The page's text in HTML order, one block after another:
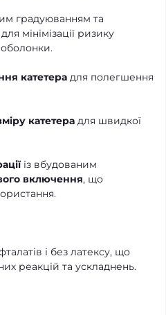
градуюванням та
для мінімізації ризику
катетера для полегшення
катетера для швидкої
із вбудованим
включення, що
і без латексу, що
реакцій та ускладнень.